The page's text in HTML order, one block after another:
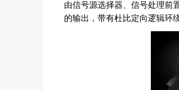
由信号源选择器、信号处理前
的输出，带有杜比定向逻辑环